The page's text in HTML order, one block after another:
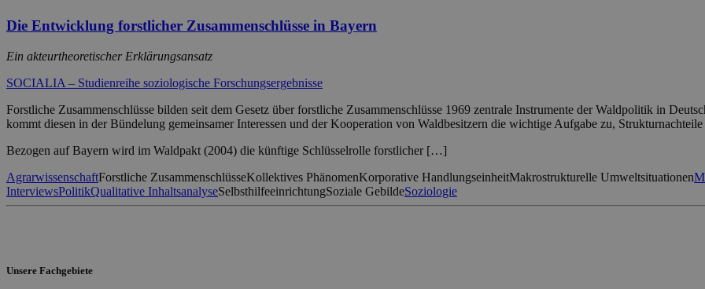
Die Entwicklung forstlicher Zusammenschlüsse in Bayern
Ein akteurtheoretischer Erklärungsansatz
SOCIALIA – Studienreihe soziologische Forschungsergebnisse
Forstliche Zusammenschlüsse bilden seit dem Gesetz über forstliche Zusammenschlüsse 1969 zentrale Instrumente der Waldpolitik in
kommt diesen in der Bündelung gemeinsamer Interessen und der Kooperation von Waldbesitzern die wichtige Aufgabe zu,
Bezogen auf Bayern wird im Waldpakt (2004) die künftige Schlüsselrolle forstlicher […]
AgrarwissenschaftForstliche ZusammenschlüsseKollektives PhänomenKorporative HandlungseinheitMakrostrukturelle Umweltsituationen
InterviewsPolitikQualitative InhaltsanalyseSelbsthilfeeinrichtungSoziale GebildeSoziologie
Unsere Fachgebiete